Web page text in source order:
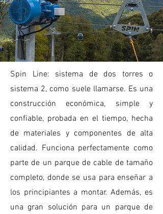
Spin Line: sistema de dos torres o
sistema 2, como suele llamarse. Es una
construcción económica, simple y
confiable, probada en el tiempo, hecha
de materiales y componentes de alta
calidad. Funciona perfectamente como
parte de un parque de cable de tamaño
completo, donde se usa para enseñar a
los principiantes a montar. Además, es
una gran solución para un parque de